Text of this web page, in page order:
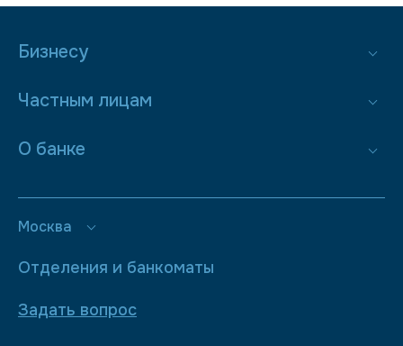
Бизнесу
Частным лицам
О банке
Москва
Отделения и банкоматы
Задать вопрос